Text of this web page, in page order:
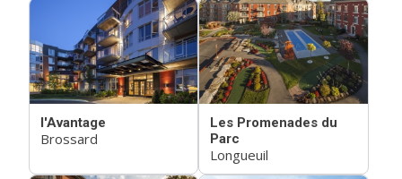
l'Avantage
Brossard
Les Promenades du
Parc
Longueuil